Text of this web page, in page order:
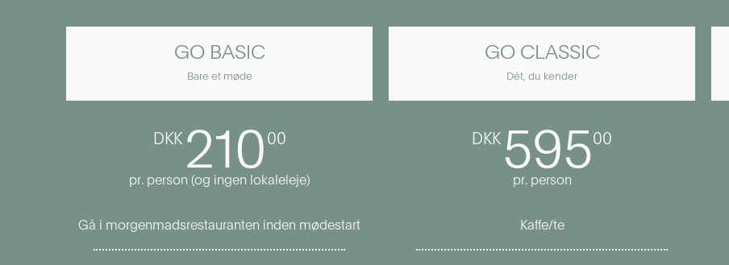
GO BASIC
Bare et møde
DKK 210 00
pr. person (og ingen lokaleleje)
Gå i morgenmadsrestauranten inden mødestart
GO CLASSIC
Dét, du kender
DKK 59500
pr. person
Kaffe/te